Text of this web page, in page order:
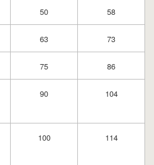
50 58
63 73
75 86
90 104
100 114